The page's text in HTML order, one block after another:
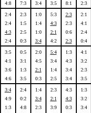
4:8
7:3
3:4
3:5
8:1
2:3
2:4
2:4
4:3
2:4
2:3
1:5
2:5
0:3
1:0
1:4
1:0
3:4
5:3
4:3
2:1
4:2
2:3
2:3
0:6
2:3
2:1
4:1
2:4
0:4
3:5
4:1
3:6
4:6
0:5
3:1
1:3
3:5
2:0
4:5
2:1
0:3
5:4
3:4
1:4
2:5
1:3
4:3
3:4
3:4
4:1
3:2
2:3
3:5
3:4
4:9
1:3
2:4
0:2
4:8
1:4
3:4
2:3
2:3
2:1
3:9
4:3
4:3
0:3
1:3
3:2
3:4